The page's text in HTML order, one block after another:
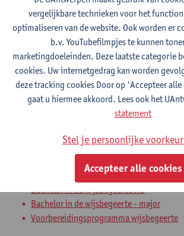
MC: Filosofie, mens en maatschappij
Voorbereidingsprogramma wijsbegeerte
Sociale en politieke filosofie
Bachelor in de geschiedenis - major
Bachelor in de wijsbegeerte
Bachelor in de wijsbegeerte - major
Onderzoeksseminarie
psychologie
Bachelor in de wijsbegeerte
Bachelor in de wijsbegeerte WS
Bachelor in de wijsbegeerte - major
Voorbereidingsprogramma wijsbegeerte
vergelijkbare technieken voor het
optimaliseren van de website. Ook worden er
b.v. YouTubefilmpjes te kunnen
marketingdoeleinden. Deze laatste categorie
cookies. Uw internetgedrag kan worden
deze tracking cookies Door op 'Accepteer
gaat u hiermee akkoord. Lees ook het
statement
Stel je persoonlijke
Accepteer alle cookies